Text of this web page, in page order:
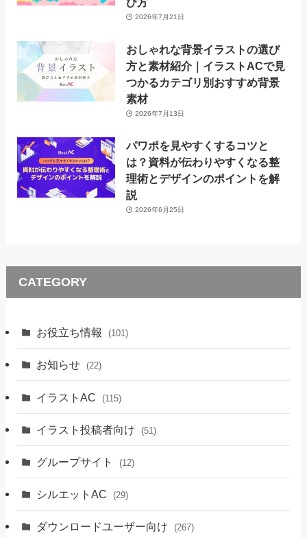
2026年7月21日
おしゃれな背景イラストの選び
方と素材紹介｜イラストACで見
つかるカテゴリ別おすすめ背景
素材
2026年7月13日
パワポを見やすくするコツと
は？資料が伝わりやすくなる整
理術とデザインのポイントを解
説
2026年6月25日
CATEGORY
お役立ち情報 (101)
お知らせ (22)
イラストAC (115)
イラスト投稿者向け (51)
グループサイト (12)
シルエットAC (29)
ダウンロードユーザー向け (267)